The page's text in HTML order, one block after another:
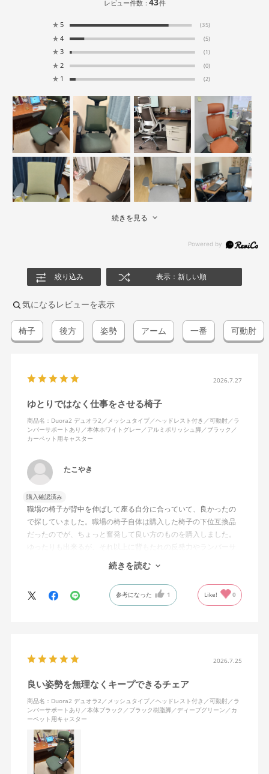
レビュー件数： 件
★ 5 (35)
★ 4 (5)
★ 3 (1)
★ 2 (0)
★ 1 (2)
続きを見る
絞り込み 表示：新しい順
気になるレビューを表示
椅子 後方 姿勢 アーム 一番 可動肘
2026.7.27
ゆとりではなく仕事をさせる椅子
商品名：Duora2 デュオラ2／メッシュタイプ／ヘッドレスト付き／可動肘／ラ
ンバーサポートあり／本体ホワイトグレー／アルミポリッシュ脚／ブラック／
カーペット用キャスター
たこやき
購入確認済み
職場の椅子が背中を伸ばして座る自分に合っていて、良かったの
で探していました。職場の椅子自体は購入した椅子の下位互換品
だったのでが、ちょっと奮発して良い方のものを購入しました。
ゆったりも出来るが、それ以上に背もたれの反発力やランバーサ
ポートを突き出したり出来るので、モニターに向かわす方にも力
が入っていて仕事をするにはすごく良い椅子でした。
続きを読む
参考になった 1 Like! 0
2026.7.25
良い姿勢を無理なくキープできるチェア
商品名：Duora2 デュオラ2／メッシュタイプ／ヘッドレスト付き／可動肘／ラ
ンバーサポートあり／本体ブラック／ブラック樹脂脚／ディープグリーン／カ
ーペット用キャスター